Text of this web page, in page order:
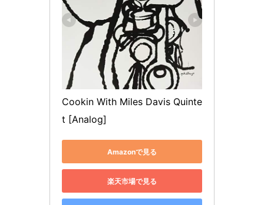
Cookin With Miles Davis Quinte
t [Analog]
Amazonで見る
楽天市場で見る